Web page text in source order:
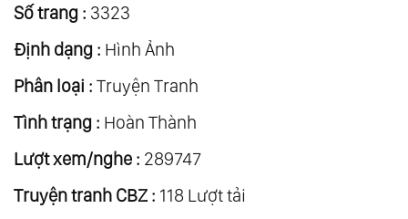
Số trang : 3323
Định dạng : Hình Ảnh
Phân loại : Truyện Tranh
Tình trạng : Hoàn Thành
Lượt xem/nghe : 289747
Truyện tranh CBZ : 118 Lượt tải